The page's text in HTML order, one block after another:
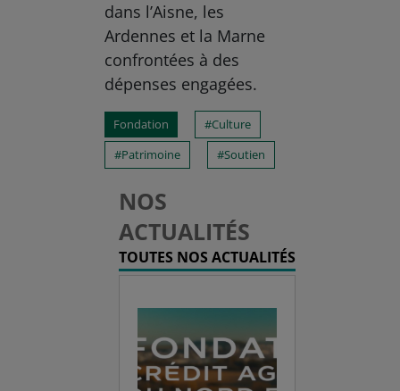
dans l’Aisne, les
Ardennes et la Marne
confrontées à des
dépenses engagées.
Fondation
Culture
Patrimoine
Soutien
NOS
ACTUALITÉS
TOUTES NOS ACTUALITÉS